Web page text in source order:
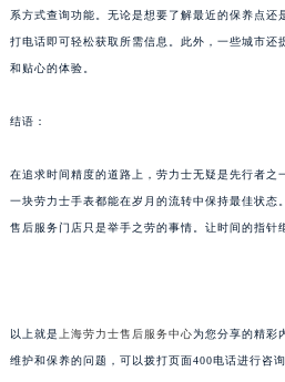
系方式查询功能。无论是想要了解最近的保养点还
打电话即可轻松获取所需信息。此外，一些城市还
和贴心的体验。
结语：
在追求时间精度的道路上，劳力士无疑是先行者之
一块劳力士手表都能在岁月的流转中保持最佳状态
售后服务门店只是举手之劳的事情。让时间的指针
以上就是上海劳力士售后服务中心为您分享的精彩
维护和保养的问题，可以拨打页面400电话进行咨